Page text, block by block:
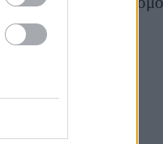
28 Ιουλίου 2026, 10:50